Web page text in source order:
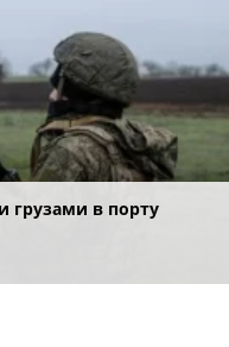
грузами в порту